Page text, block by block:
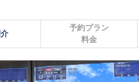
予約プラン
料金